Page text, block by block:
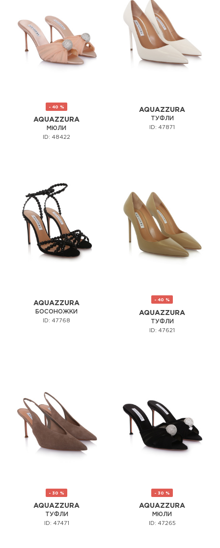
- 40 %
AQUAZZURA
МЮЛИ
ID: 48422
AQUAZZURA
ТУФЛИ
ID: 47871
AQUAZZURA
БОСОНОЖКИ
ID: 47768
- 40 %
AQUAZZURA
ТУФЛИ
ID: 47621
- 30 %
AQUAZZURA
ТУФЛИ
ID: 47471
- 30 %
AQUAZZURA
МЮЛИ
ID: 47265